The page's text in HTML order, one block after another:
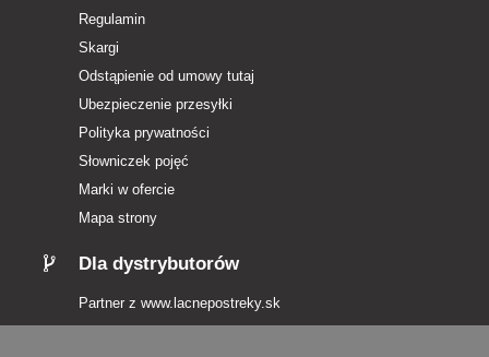
Regulamin
Skargi
Odstąpienie od umowy tutaj
Ubezpieczenie przesyłki
Polityka prywatności
Słowniczek pojęć
Marki w ofercie
Mapa strony
Dla dystrybutorów
Partner z www.lacnepostreky.sk